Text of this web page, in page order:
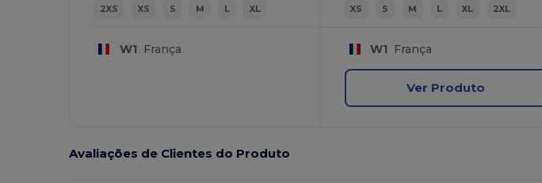
2XS XS S M L XL
W1 França
XS S M L XL 2XL
W1 França
Ver Produto
Avaliações de Clientes do Produto